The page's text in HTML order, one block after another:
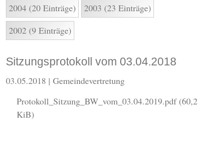
2004 (20 Einträge)
2003 (23 Einträge)
2002 (9 Einträge)
Sitzungsprotokoll vom 03.04.2018
03.05.2018 | Gemeindevertretung
Protokoll_Sitzung_BW_vom_03.04.2019.pdf (60,2
KiB)